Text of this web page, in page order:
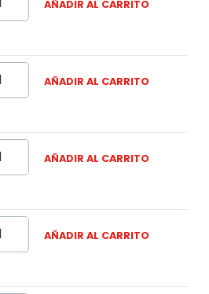
AÑADIR AL CARRITO
AÑADIR AL CARRITO
AÑADIR AL CARRITO
AÑADIR AL CARRITO